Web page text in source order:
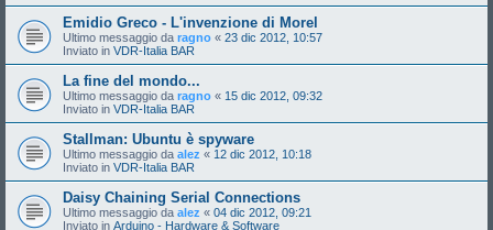
Emidio Greco - L'invenzione di Morel
Ultimo messaggio da ragno « 23 dic 2012, 10:57
Inviato in VDR-Italia BAR
La fine del mondo...
Ultimo messaggio da ragno « 15 dic 2012, 09:32
Inviato in VDR-Italia BAR
Stallman: Ubuntu è spyware
Ultimo messaggio da alez « 12 dic 2012, 10:18
Inviato in VDR-Italia BAR
Daisy Chaining Serial Connections
Ultimo messaggio da alez « 04 dic 2012, 09:21
Inviato in Arduino - Hardware & Software